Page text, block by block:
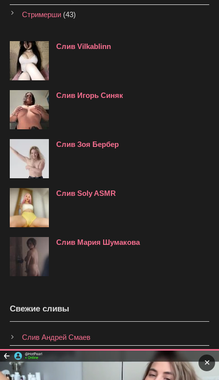
Стримерши (43)
Слив Vilkablinn
Слив Игорь Синяк
Слив Зоя Бербер
Слив Soly ASMR
Слив Мария Шумакова
Свежие сливы
Слив Андрей Смаев
Слив Анастасия Брагина
Слив Shmakovajojo
✕